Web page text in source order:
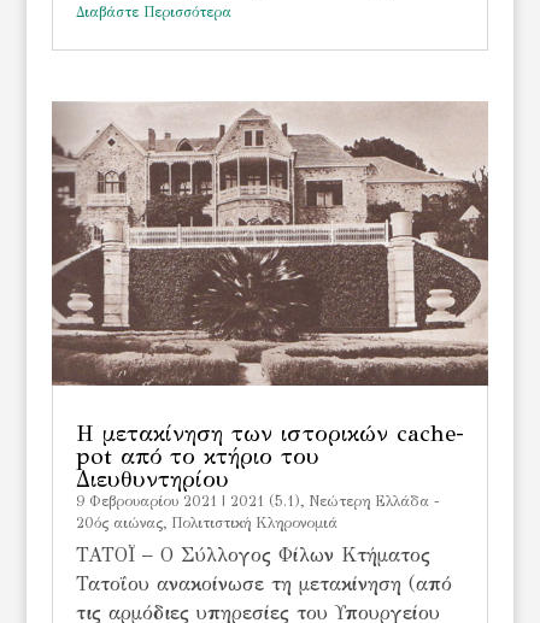
Διαβάστε Περισσότερα
Η μετακίνηση των ιστορικών cache-
pot από το κτήριο του
Διευθυντηρίου
9 Φεβρουαρίου 2021 2021 (5.1), Νεώτερη Ελλάδα -
20ός αιώνας, Πολιτιστική Κληρονομιά
ΤΑΤΟΪ – Ο Σύλλογος Φίλων Κτήματος
Τατοΐου ανακοίνωσε τη μετακίνηση (από
τις αρμόδιες υπηρεσίες του Υπουργείου